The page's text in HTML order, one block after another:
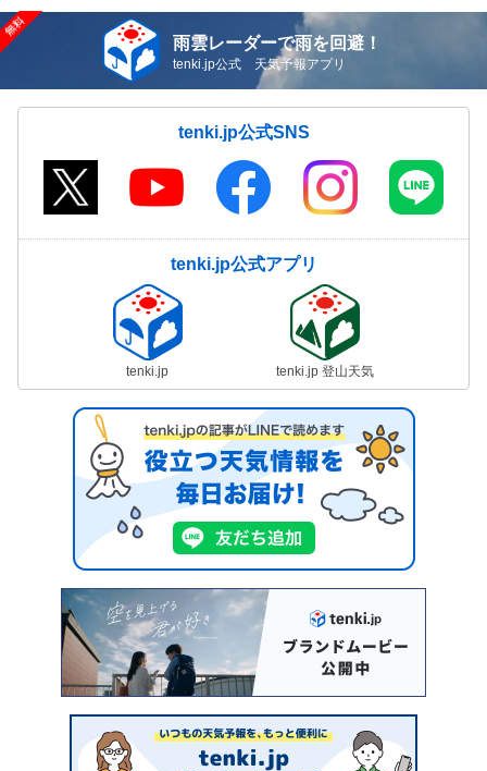
雨雲レーダーで雨を回避！
tenki.jp公式 天気予報アプリ
tenki.jp公式SNS
tenki.jp公式アプリ
tenki.jp tenki.jp 登山天気